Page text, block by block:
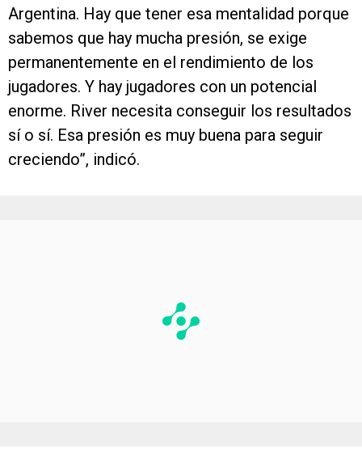
Argentina. Hay que tener esa mentalidad porque
sabemos que hay mucha presión, se exige
permanentemente en el rendimiento de los
jugadores. Y hay jugadores con un potencial
enorme. River necesita conseguir los resultados
sí o sí. Esa presión es muy buena para seguir
creciendo”, indicó.